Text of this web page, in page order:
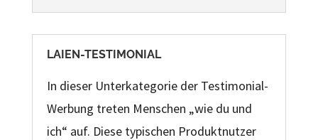
LAIEN-TESTIMONIAL
In dieser Unterkategorie der Testimonial-
Werbung treten Menschen „wie du und
ich“ auf. Diese typischen Produktnutzer